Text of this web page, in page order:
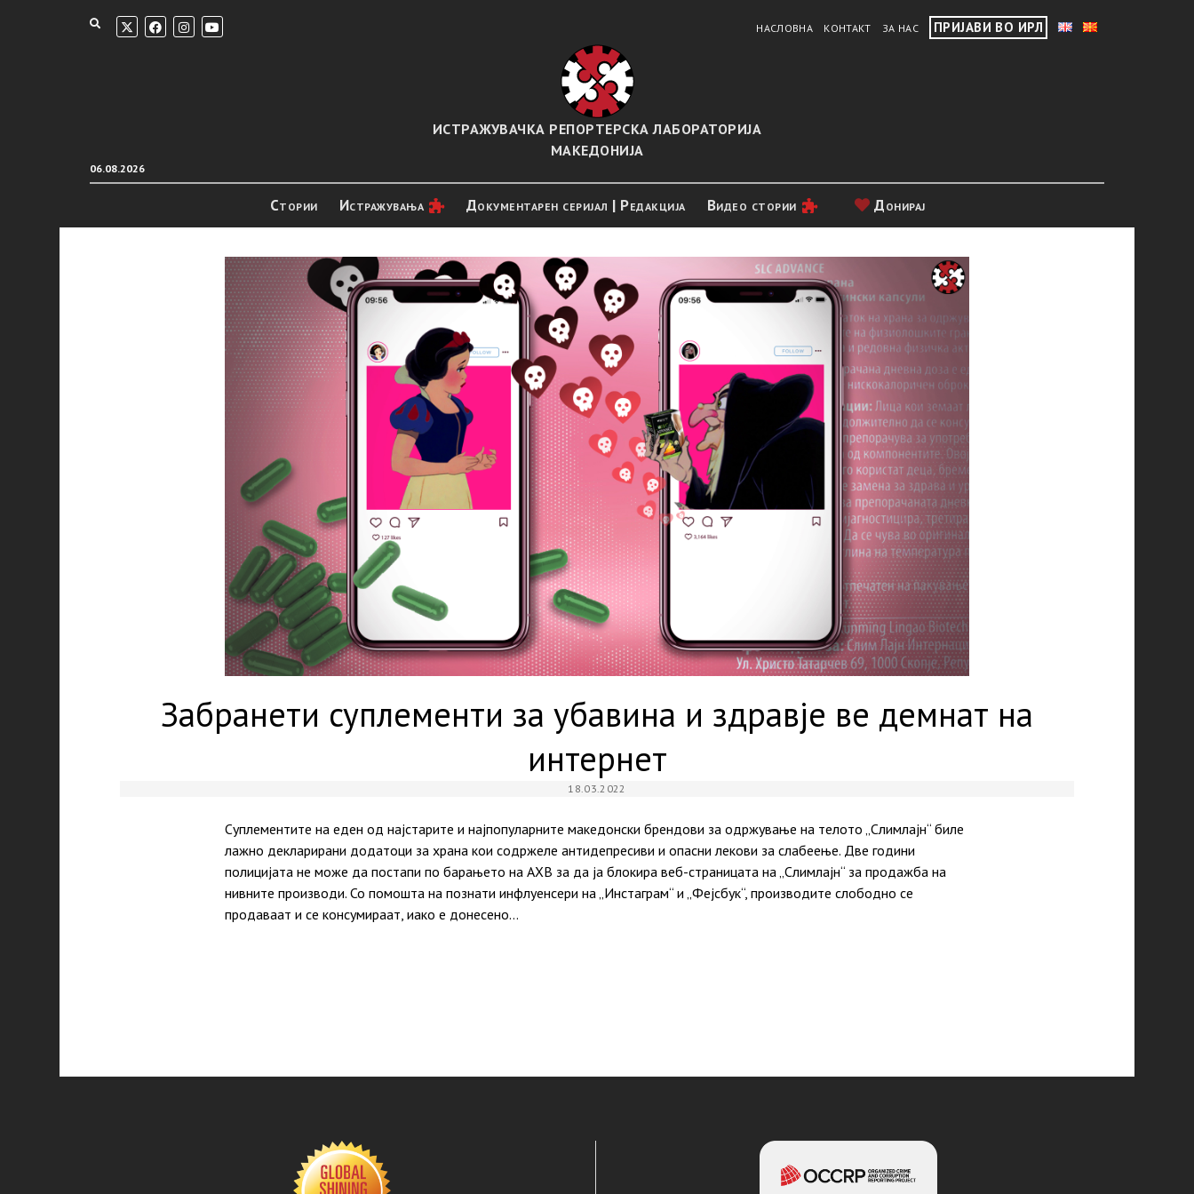
НАСЛОВНА КОНТАКТ ЗА НАС ПРИЈАВИ ВО ИРЛ
06.08.2026
ИСТРАЖУВАЧКА РЕПОРТЕРСКА ЛАБОРАТОРИЈА
МАКЕДОНИЈА
Стории Истражувањa Документарен серијал | Редакција Видео стории Донирај
Забранети суплементи за убавина и здравје ве демнат на
интернет
18.03.2022
Суплементите на еден од најстарите и најпопуларните македонски брендови за одржување на телото „Слимлајн“ биле
лажно декларирани додатоци за храна кои содржеле антидепресиви и опасни лекови за слабеење. Две години
полицијата не може да постапи по барањето на АХВ за да ја блокира веб-страницата на „Слимлајн“ за продажба на
нивните производи. Со помошта на познати инфлуенсери на „Инстаграм“ и „Фејсбук“, производите слободно се
продаваат и се консумираат, иако е донесено…